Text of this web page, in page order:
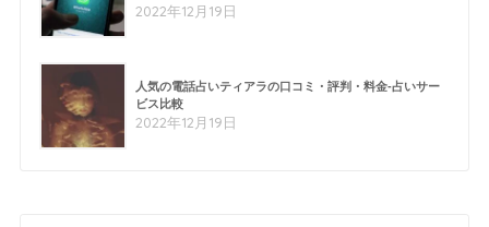
2022年12月19日
人気の電話占いティアラの口コミ・評判・料金-占いサー
ビス比較
2022年12月19日